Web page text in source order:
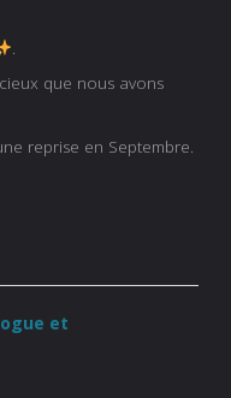
que nous avons
reprise en Septembre.
et